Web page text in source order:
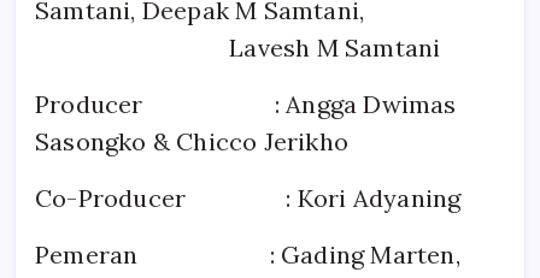
Samtani, Deepak M Samtani,
Lavesh M Samtani
Producer : Angga Dwimas
Sasongko & Chicco Jerikho
Co-Producer : Kori Adyaning
Pemeran : Gading Marten,